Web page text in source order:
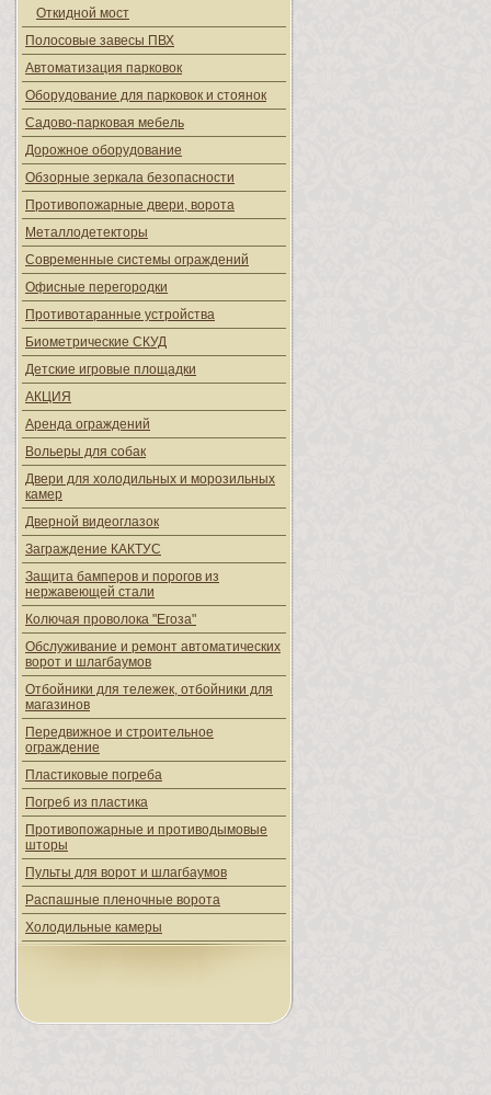
Откидной мост
Полосовые завесы ПВХ
Автоматизация парковок
Оборудование для парковок и стоянок
Садово-парковая мебель
Дорожное оборудование
Обзорные зеркала безопасности
Противопожарные двери, ворота
Металлодетекторы
Современные системы ограждений
Офисные перегородки
Противотаранные устройства
Биометрические СКУД
Детские игровые площадки
АКЦИЯ
Аренда ограждений
Вольеры для собак
Двери для холодильных и морозильных
камер
Дверной видеоглазок
Заграждение КАКТУС
Защита бамперов и порогов из
нержавеющей стали
Колючая проволока "Егоза"
Обслуживание и ремонт автоматических
ворот и шлагбаумов
Отбойники для тележек, отбойники для
магазинов
Передвижное и строительное
ограждение
Пластиковые погреба
Погреб из пластика
Противопожарные и противодымовые
шторы
Пульты для ворот и шлагбаумов
Распашные пленочные ворота
Холодильные камеры